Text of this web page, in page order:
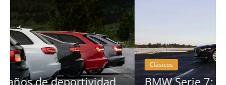
Clásicos